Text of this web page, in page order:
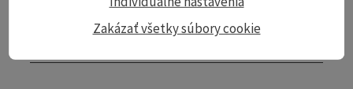
AccessibilityZakázať všetky súbory cookie